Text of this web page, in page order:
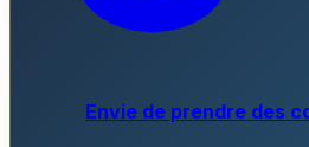
Envie de prendre des